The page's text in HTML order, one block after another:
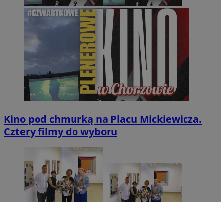
Kino pod chmurką na Placu Mickiewicza.
Cztery filmy do wyboru